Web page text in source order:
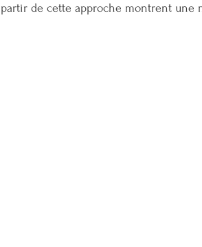
partir de cette approche montrent une